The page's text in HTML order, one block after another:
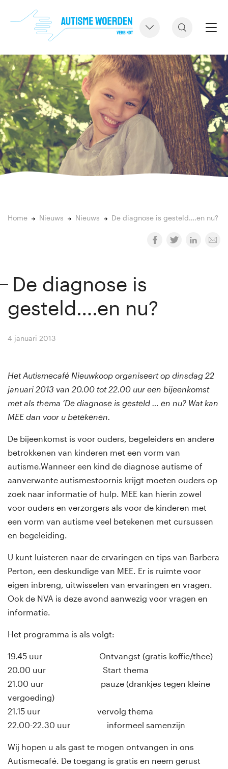
Home Nieuws Nieuws De diagnose is gesteld….en nu?
De diagnose is
gesteld….en nu?
4 januari 2013
Het Autismecafé Nieuwkoop organiseert op dinsdag 22
januari 2013 van 20.00 tot 22.00 uur een bijeenkomst
met als thema ‘De diagnose is gesteld … en nu? Wat kan
MEE dan voor u betekenen.
De bijeenkomst is voor ouders, begeleiders en andere
betrokkenen van kinderen met een vorm van
autisme.Wanneer een kind de diagnose autisme of
aanverwante autismestoornis krijgt moeten ouders op
zoek naar informatie of hulp. MEE kan hierin zowel
voor ouders en verzorgers als voor de kinderen met
een vorm van autisme veel betekenen met cursussen
en begeleiding.
U kunt luisteren naar de ervaringen en tips van Barbera
Perton, een deskundige van MEE. Er is ruimte voor
eigen inbreng, uitwisselen van ervaringen en vragen.
Ook de NVA is deze avond aanwezig voor vragen en
informatie.
Het programma is als volgt:
19.45 uur Ontvangst (gratis koffie/thee)
20.00 uur Start thema
21.00 uur pauze (drankjes tegen kleine
vergoeding)
21.15 uur vervolg thema
22.00-22.30 uur informeel samenzijn
Wij hopen u als gast te mogen ontvangen in ons
Autismecafé. De toegang is gratis en neem gerust